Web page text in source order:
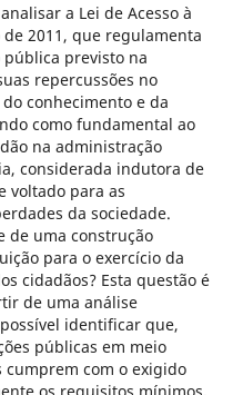
a Lei de Acesso à
2011, que regulamenta
previsto na
repercussões no
conhecimento e da
como fundamental ao
na administração
considerada indutora de
voltado para as
da sociedade.
de uma construção
para o exercício da
cidadãos? Esta questão é
de uma análise
identificar que,
públicas em meio
com o exigido